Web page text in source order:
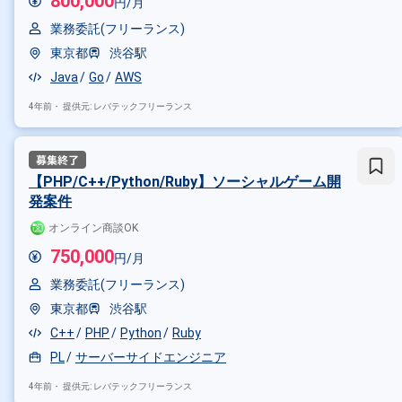
業務委託(フリーランス)
東京都
渋谷駅
Java
Go AWS
4年前・ 提供元: レバテックフリーランス
【PHP/C++/Python/Ruby】ソーシャルゲーム開
発案件
オンライン商談OK
750,000円/月
業務委託(フリーランス)
東京都
渋谷駅
C++
PHP Python
Ruby
PL
サーバーサイドエンジニア
4年前・ 提供元: レバテックフリーランス
サーバーサイドエンジニア イ